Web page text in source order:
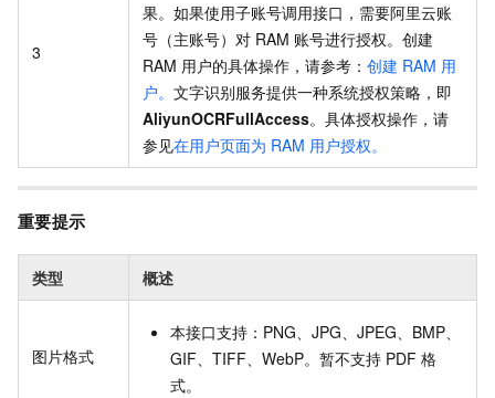
3
果。如果使用子账号调用接口，需要阿里云账
号（主账号）对 RAM 账号进行授权。创建
RAM 用户的具体操作，请参考： 创建 RAM 用
户。 文字识别服务提供一种系统授权策略，即
AliyunOCRFullAccess。具体授权操作，请
参见在用户页面为 RAM 用户授权。
重要提示
类型 概述
图片格式
本接口支持：PNG、JPG、JPEG、BMP、
GIF、TIFF、WebP。暂不支持 PDF 格
式。